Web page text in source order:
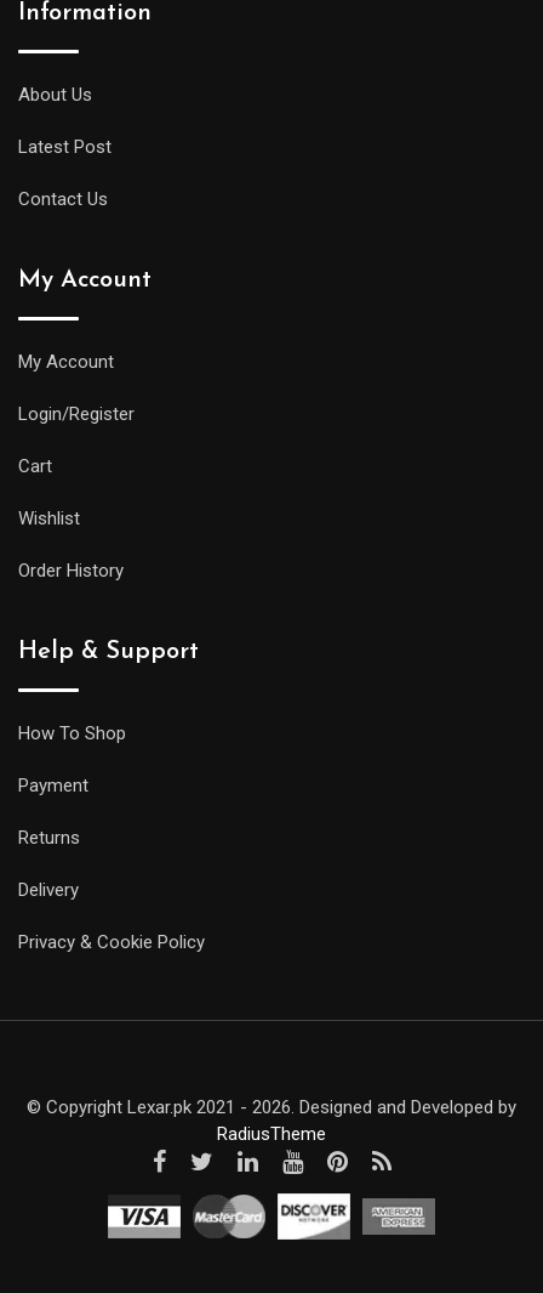
Information
About Us
Latest Post
Contact Us
My Account
My Account
Login/Register
Cart
Wishlist
Order History
Help & Support
How To Shop
Payment
Returns
Delivery
Privacy & Cookie Policy
© Copyright Lexar.pk 2021 - 2026. Designed and Developed by
RadiusTheme